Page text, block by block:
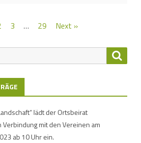
3 … 29 Next »
lädt der Ortsbeirat
mit den Vereinen am
ab 10 Uhr ein.